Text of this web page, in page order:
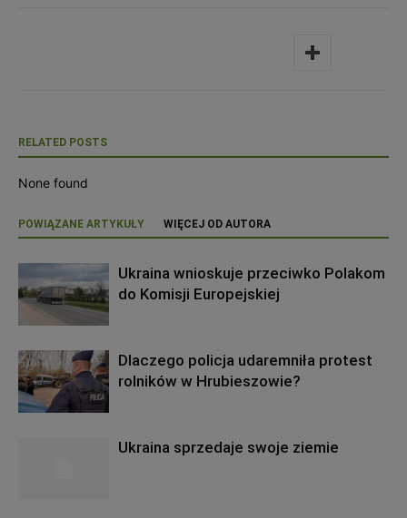
RELATED POSTS
None found
POWIĄZANE ARTYKUŁY WIĘCEJ OD AUTORA
Ukraina wnioskuje przeciwko Polakom
do Komisji Europejskiej
Dlaczego policja udaremniła protest
rolników w Hrubieszowie?
Ukraina sprzedaje swoje ziemie